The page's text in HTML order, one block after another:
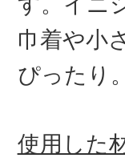
巾着や小
ぴったり。
使用した